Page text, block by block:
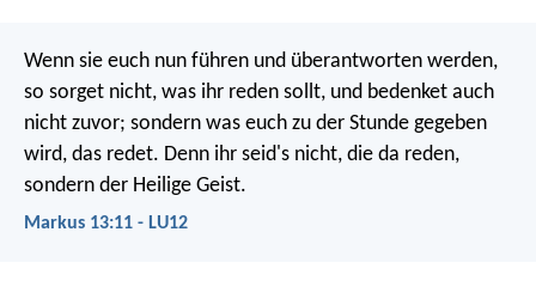
Wenn sie euch nun führen und überantworten werden,
so sorget nicht, was ihr reden sollt, und bedenket auch
nicht zuvor; sondern was euch zu der Stunde gegeben
wird, das redet. Denn ihr seid's nicht, die da reden,
sondern der Heilige Geist.
Markus 13:11 - LU12